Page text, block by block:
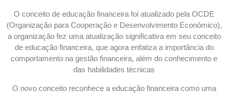
O conceito de educação financeira foi atualizado pela OCDE
(Organização para Cooperação e Desenvolvimento Econômico),
a organização fez uma atualização significativa em seu conceito
de educação financeira, que agora enfatiza a importância do
comportamento na gestão financeira, além do conhecimento e
das habilidades técnicas
O novo conceito reconhece a educação financeira como uma